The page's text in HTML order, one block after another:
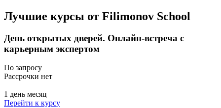
Лучшие курсы от Filimonov School
День открытых дверей. Онлайн-встреча с
карьерным экспертом
По запросу
Рассрочки нет
1 день месяц
Перейти к курсу